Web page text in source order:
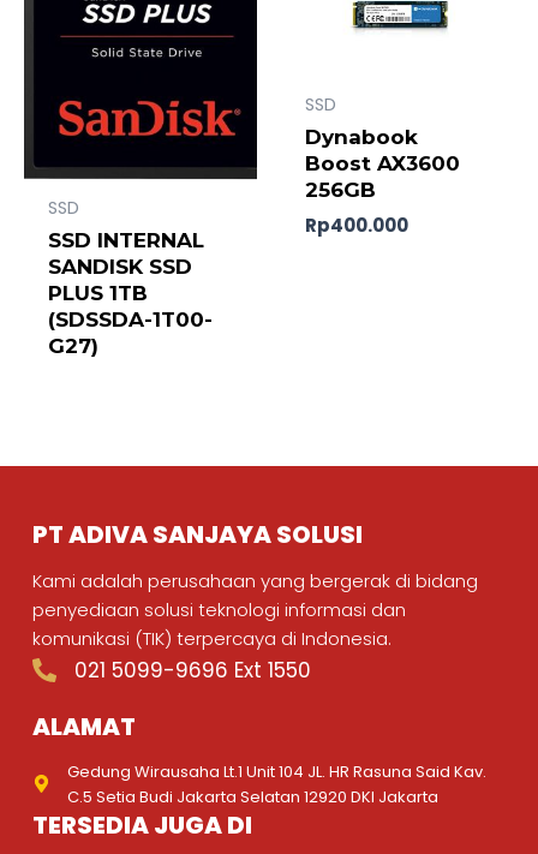
SSD
SSD INTERNAL
SANDISK SSD
PLUS 1TB
(SDSSDA-1T00-
G27)
SSD
Dynabook
Boost AX3600
256GB
Rp400.000
PT ADIVA SANJAYA SOLUSI
Kami adalah perusahaan yang bergerak di bidang
penyediaan solusi teknologi informasi dan
komunikasi (TIK) terpercaya di Indonesia.
021 5099-9696 Ext 1550
ALAMAT
Gedung Wirausaha Lt.1 Unit 104 JL. HR Rasuna Said Kav.
C.5 Setia Budi Jakarta Selatan 12920 DKI Jakarta
TERSEDIA JUGA DI